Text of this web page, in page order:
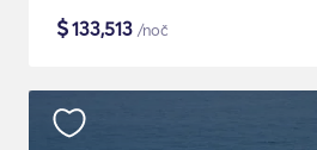
$133,513 /noč